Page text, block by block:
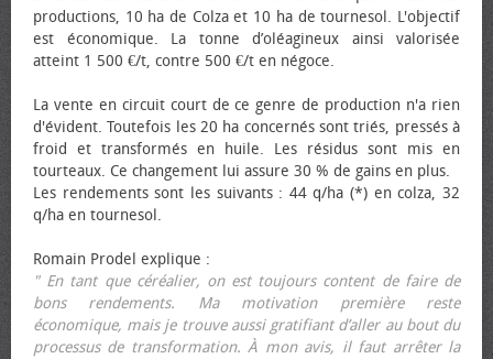
productions, 10 ha de Colza et 10 ha de tournesol. L'objectif
est économique. La tonne d’oléagineux ainsi valorisée
atteint 1 500 €/t, contre 500 €/t en négoce.
La vente en circuit court de ce genre de production n'a rien
d'évident. Toutefois les 20 ha concernés sont triés, pressés à
froid et transformés en huile. Les résidus sont mis en
tourteaux. Ce changement lui assure 30 % de gains en plus.
Les rendements sont les suivants : 44 q/ha (*) en colza, 32
q/ha en tournesol.
Romain Prodel explique :
" En tant que céréalier, on est toujours content de faire de
bons rendements. Ma motivation première reste
économique, mais je trouve aussi gratifiant d’aller au bout du
processus de transformation. À mon avis, il faut arrêter la